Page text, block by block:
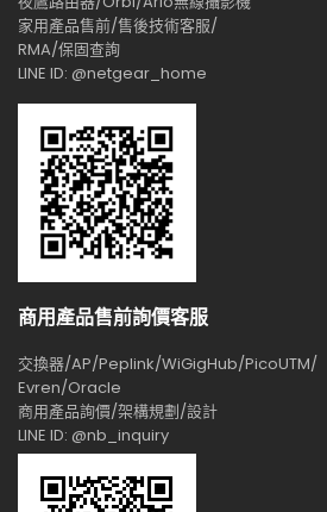
家用產品售前/售後技術客服/
RMA/保固查詢
LINE ID: @netgear_home
商用產品售前詢價客服
交換器/AP/Peplink/WiGigHub/PicoUTM/
Evren/Oracle
商用產品詢價/架構規劃/設計
LINE ID: @nb_inquiry